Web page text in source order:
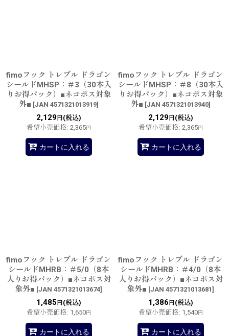
fimoフック トレブル ドラゴン
シールドMHSP：＃3（30本入
りお得パック）■ネコポス対象
外■ [JAN 4571321013919]
2,129円(税込)
希望小売価格: 2,365円
カートに入れる
fimoフック トレブル ドラゴン
シールドMHSP：＃8（30本入
りお得パック）■ネコポス対象
外■ [JAN 4571321013940]
2,129円(税込)
希望小売価格: 2,365円
カートに入れる
fimoフック トレブル ドラゴン
シールドMHRB：＃5/0（8本
入りお得パック）■ネコポス対
象外■ [JAN 4571321013674]
1,485 円(税込)
希望小売価格: 1,650円
カートに入れる
fimoフック トレブル ドラゴン
シールドMHRB：＃4/0（8本
入りお得パック）■ネコポス対
象外■ [JAN 4571321013681]
1,386 円(税込)
希望小売価格: 1,540円
カートに入れる